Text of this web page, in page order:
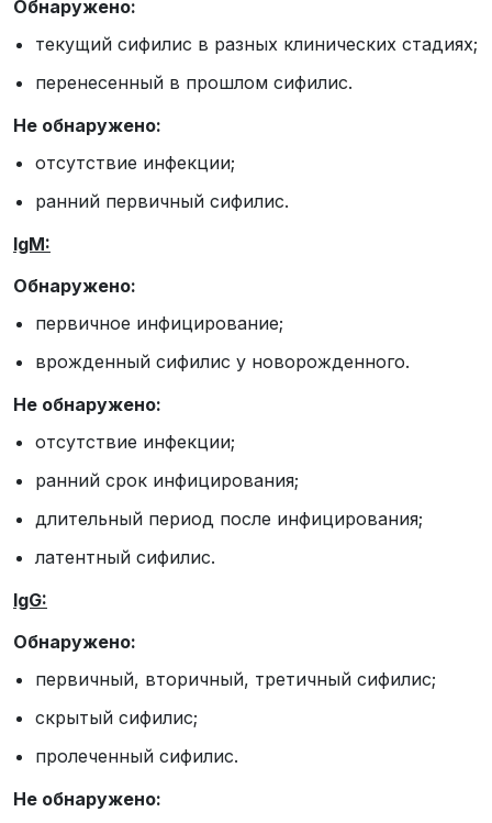
Обнаружено:
текущий сифилис в разных клинических стадиях;
перенесенный в прошлом сифилис.
Не обнаружено:
отсутствие инфекции;
ранний первичный сифилис.
IgM:
Обнаружено:
первичное инфицирование;
врожденный сифилис у новорожденного.
Не обнаружено:
отсутствие инфекции;
ранний срок инфицирования;
длительный период после инфицирования;
латентный сифилис.
IgG:
Обнаружено:
первичный, вторичный, третичный сифилис;
скрытый сифилис;
пролеченный сифилис.
Не обнаружено: